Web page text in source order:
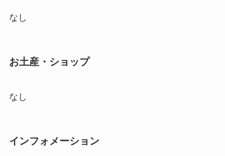
なし
お土産・ショップ
なし
インフォメーション